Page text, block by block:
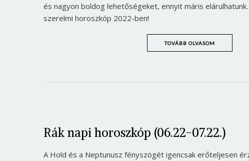
és nagyon boldog lehetőségeket, ennyit máris
szerelmi horoszkóp 2022-ben!
TOVÁBB OLVASOM
Rák napi horoszkóp (06.22-07.22.)
A Hold és a Neptunusz fényszögét igencsak erőteljesen